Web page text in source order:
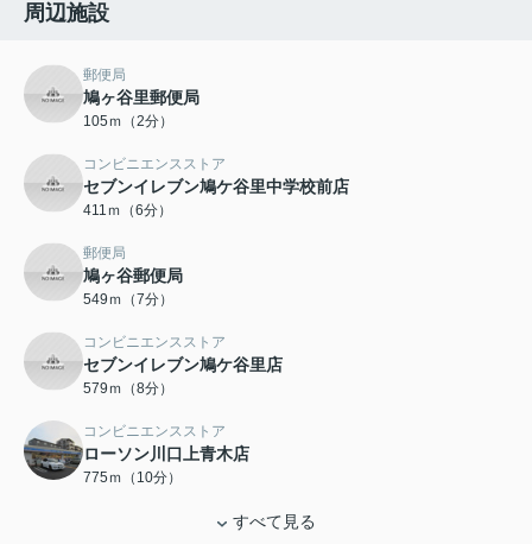
周辺施設
郵便局
鳩ヶ谷里郵便局
105ｍ（2分）
コンビニエンスストア
セブンイレブン鳩ケ谷里中学校前店
411ｍ（6分）
郵便局
鳩ヶ谷郵便局
549ｍ（7分）
コンビニエンスストア
セブンイレブン鳩ケ谷里店
579ｍ（8分）
コンビニエンスストア
ローソン川口上青木店
775ｍ（10分）
すべて見る